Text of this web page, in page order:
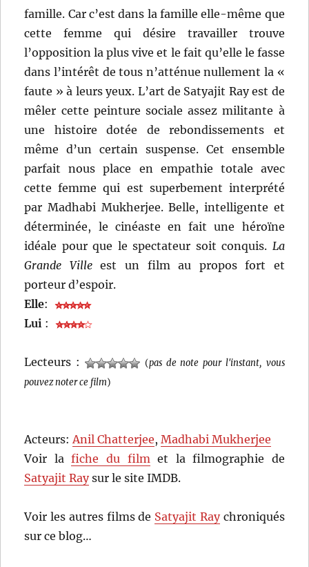
famille. Car c’est dans la famille elle-même que
cette femme qui désire travailler trouve
l’opposition la plus vive et le fait qu’elle le fasse
dans l’intérêt de tous n’atténue nullement la «
faute » à leurs yeux. L’art de Satyajit Ray est de
mêler cette peinture sociale assez militante à
une histoire dotée de rebondissements et
même d’un certain suspense. Cet ensemble
parfait nous place en empathie totale avec
cette femme qui est superbement interprété
par Madhabi Mukherjee. Belle, intelligente et
déterminée, le cinéaste en fait une héroïne
idéale pour que le spectateur soit conquis. La
Grande Villeest un film au propos fort et
porteur d’espoir.
Elle:
Lui :
Lecteurs : (pas de note pour l'instant, vous
pouvez noter ce film)
Acteurs:Anil Chatterjee,Madhabi Mukherjee
Voir lafiche du filmet la filmographie de
Satyajit Raysur le site IMDB.
Voir les autres films de Satyajit Raychroniqués
sur ce blog…